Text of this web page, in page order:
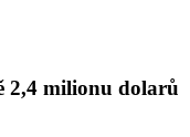
2,4 milionu dolarů